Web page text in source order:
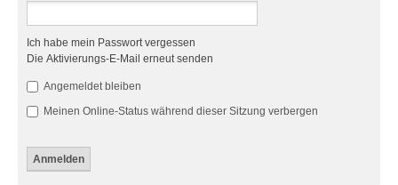
Ich habe mein Passwort vergessen
Die Aktivierungs-E-Mail erneut senden
Angemeldet bleiben
Meinen Online-Status während dieser Sitzung verbergen